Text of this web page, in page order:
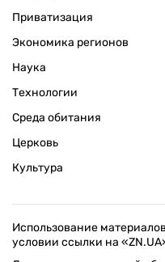
Приватизация
Экономика регионов
Наука
Технологии
Среда обитания
Церковь
Культура
Использование
условии ссылки на